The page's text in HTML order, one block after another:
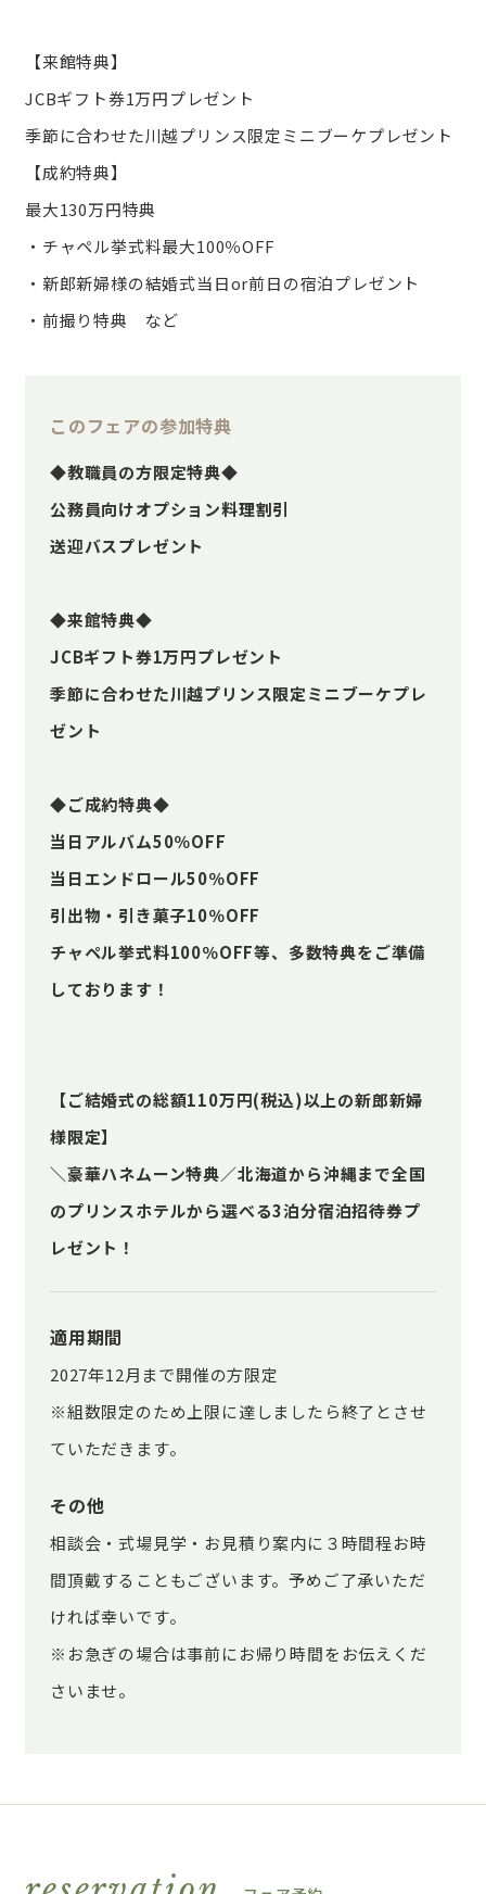
【来館特典】
JCBギフト券1万円プレゼント
季節に合わせた川越プリンス限定ミニブーケプレゼント
【成約特典】
最大130万円特典
・チャペル挙式料最大100％OFF
・新郎新婦様の結婚式当日or前日の宿泊プレゼント
・前撮り特典 など
このフェアの参加特典
◆教職員の方限定特典◆
公務員向けオプション料理割引
送迎バスプレゼント
◆来館特典◆
JCBギフト券1万円プレゼント
季節に合わせた川越プリンス限定ミニブーケプレ
ゼント
◆ご成約特典◆
当日アルバム50％OFF
当日エンドロール50％OFF
引出物・引き菓子10％OFF
チャペル挙式料100％OFF等、多数特典をご準備
しております！
【ご結婚式の総額110万円(税込)以上の新郎新婦
様限定】
＼豪華ハネムーン特典／北海道から沖縄まで全国
のプリンスホテルから選べる3泊分宿泊招待券プ
レゼント！
適用期間
2027年12月まで開催の方限定
※組数限定のため上限に達しましたら終了とさせ
ていただきます。
その他
相談会・式場見学・お見積り案内に３時間程お時
間頂戴することもございます。予めご了承いただ
ければ幸いです。
※お急ぎの場合は事前にお帰り時間をお伝えくだ
さいませ。